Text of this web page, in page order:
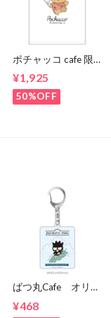
ポチャッコ cafe 限
ツ（アイスクリーム
タイプ）
¥1,925
50%OFF
ばつ丸Cafe オリジ
リルキーホルダー①
¥468